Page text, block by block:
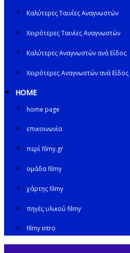
Καλύτερες Ταινίες Αναγνωστών
Χειρότερες Ταινίες Αναγνωστών
Καλύτερες Αναγνωστών ανά Είδος
Χειρότερες Αναγνωστών ανά Είδος
HOME
home page
επικοινωνία
περί filmy.gr
ομάδα filmy
χάρτης filmy
πηγές υλικού filmy
filmy intro